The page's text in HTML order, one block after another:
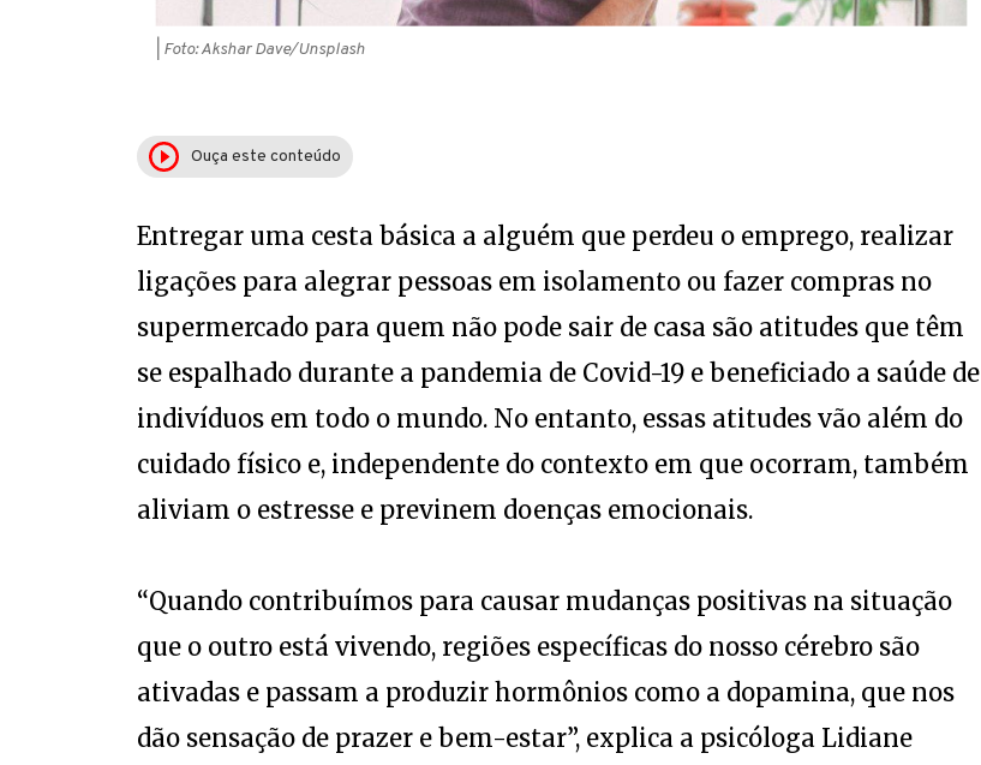
| Foto: Akshar Dave/Unsplash
Ouça este conteúdo
Entregar uma cesta básica a alguém que perdeu o emprego, realizar
ligações para alegrar pessoas em isolamento ou fazer compras no
supermercado para quem não pode sair de casa são atitudes que têm
se espalhado durante a pandemia de Covid-19 e beneficiado a saúde de
indivíduos em todo o mundo. No entanto, essas atitudes vão além do
cuidado físico e, independente do contexto em que ocorram, também
aliviam o estresse e previnem doenças emocionais.
“Quando contribuímos para causar mudanças positivas na situação
que o outro está vivendo, regiões específicas do nosso cérebro são
ativadas e passam a produzir hormônios como a dopamina, que nos
dão sensação de prazer e bem-estar”, explica a psicóloga Lidiane